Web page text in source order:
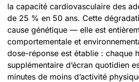
la capacité cardiovasculaire des
de 25 % en 50 ans. Cette
cause génétique — elle est
comportementale et
dose-réponse est établie : chaque
supplémentaire d’écran quotidien
minutes de moins d’activité